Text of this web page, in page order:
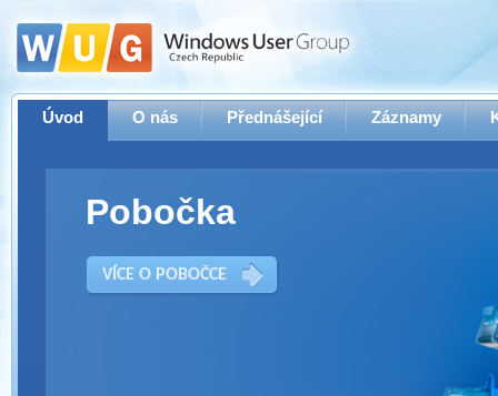
Úvod O nás Přednášející Záznamy
Pobočka
VÍCE O POBOČCE